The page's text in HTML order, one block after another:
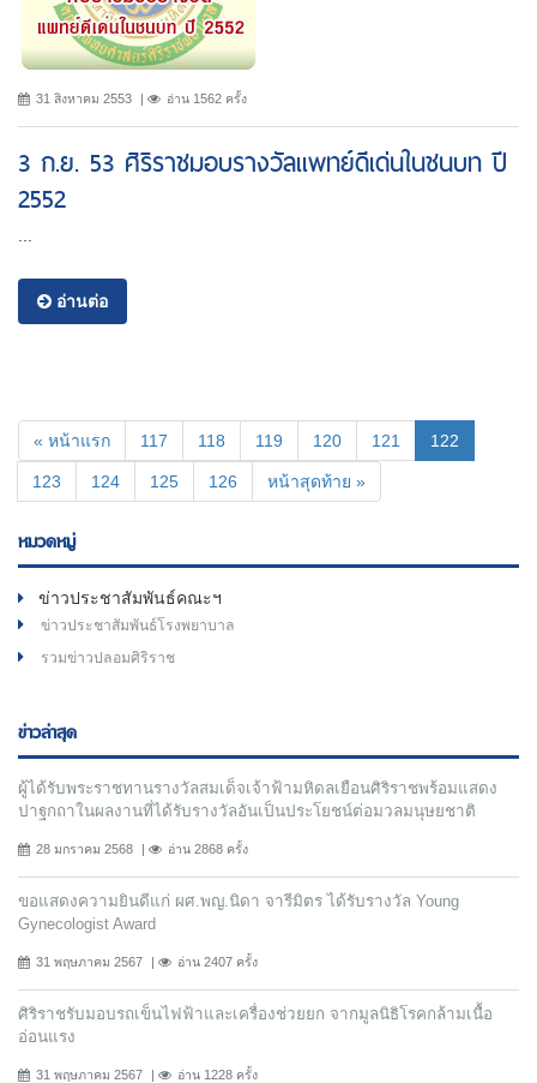
31 สิงหาคม 2553 อ่าน 1562 ครั้ง
3 ก.ย. 53 ศิริราชมอบรางวัลแพทย์ดีเด่นในชนบท ปี
2552
อ่านต่อ
« หน้าแรก 117 118 119 120 121 122
123 124 125 126 หน้าสุดท้าย »
หมวดหมู่
ข่าวประชาสัมพันธ์คณะฯ
ข่าวประชาสัมพันธ์โรงพยาบาล
รวมข่าวปลอมศิริราช
ข่าวล่าสุด
ผู้ได้รับพระราชทานรางวัลสมเด็จเจ้าฟ้ามหิดลเยือนศิริราชพร้อมแสดง
ปาฐกถาในผลงานที่ได้รับรางวัลอันเป็นประโยชน์ต่อมวลมนุษยชาติ
28 มกราคม 2568 อ่าน 2868 ครั้ง
ขอแสดงความยินดีแก่ ผศ.พญ.นิดา จารีมิตร ได้รับรางวัล Young
Gynecologist Award
31 พฤษภาคม 2567 อ่าน 2407 ครั้ง
ศิริราชรับมอบรถเข็นไฟฟ้าและเครื่องช่วยยก จากมูลนิธิโรคกล้ามเนื้อ
อ่อนแรง
31 พฤษภาคม 2567 อ่าน 1228 ครั้ง